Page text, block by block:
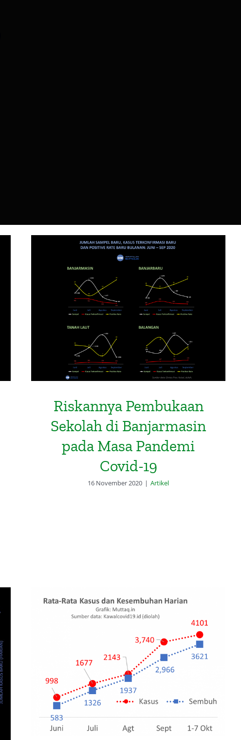
Riskannya Pembukaan Sekolah di
Banjarmasin pada Masa Pandemi
Covid-19
Riskannya Pembukaan
Sekolah di Banjarmasin
pada Masa Pandemi
Covid-19
16 November 2020 | Artikel
Situasi Pandemi Covid-19
Indonesia: Kesembuhan Meningkat
Tetapi Kasus Baru Melonjak